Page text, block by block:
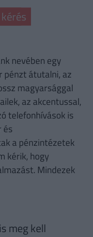
nevében egy
pénzt átutalni, az
magyarsággal
az akcentussal,
telefonhívások is
és
a pénzintézetek
kérik, hogy
Mindezek
meg kell